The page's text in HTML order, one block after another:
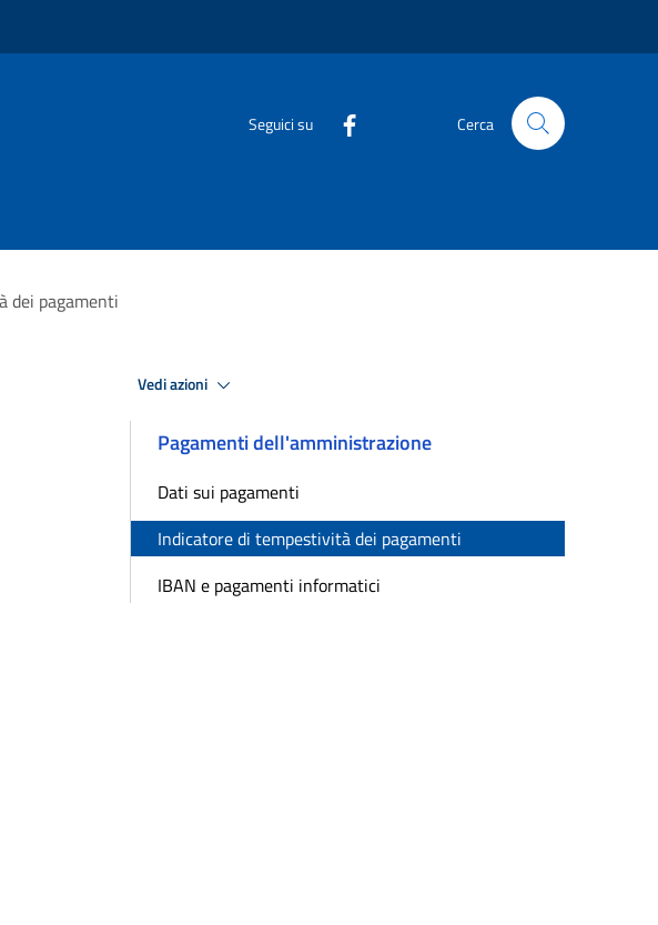
Seguici su Cerca
dei pagamenti
Vedi azioni
Pagamenti dell'amministrazione
Dati sui pagamenti
Indicatore di tempestività dei pagamenti
IBAN e pagamenti informatici